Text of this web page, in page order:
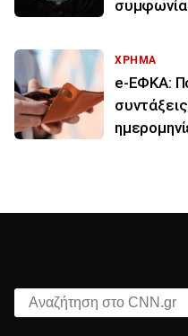
συμφωνία
ΧΡΗΜΑ
e-ΕΦΚΑ:
Αναζήτηση στο CNN.gr